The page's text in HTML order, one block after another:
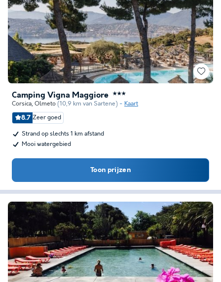
Camping Vigna Maggiore ★★★
Corsica, Olmeto (10,9 km van Sartene) Kaart
8.7 Zeer goed
Strand op slechts 1 km afstand
Mooi watergebied
Toon prijzen